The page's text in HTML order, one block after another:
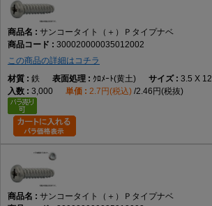
サンコータイト（＋）Ｐタイプナベ
300020000035012002
この商品の詳細はコチラ
鉄
ｸﾛﾒｰﾄ(黄土) 3.5 X 12
3,000
2.7円(税込) 2.46円(税抜)
サンコータイト（＋）Ｐタイプナベ